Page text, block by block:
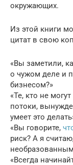
окружающих.
Из этой книги
цитат в свою
«Вы заметили,
о чужом деле и
бизнесом?»
«Те, кто не
потоки,
умеет это
«Вы говорите,
риск? А я
«Всегда